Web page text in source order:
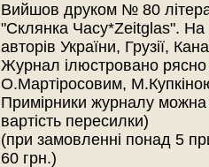
Вийшов друком № 80
"Склянка Часу*Zeitglas". На
авторів України, Грузії,
Журнал ілюстровано
О.Мартіросовим,
Примірники журналу
вартість пересилки)
(при замовленні понад 5
60 грн.)